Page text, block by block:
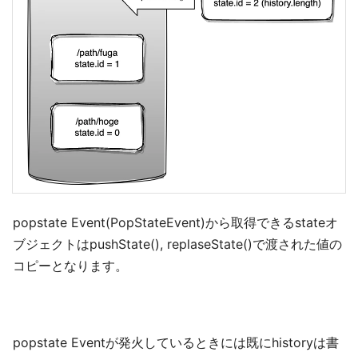
popstate Event(PopStateEvent)から取得できるstateオ
ブジェクトはpushState(), replaseState()で渡された値の
コピーとなります。
popstate Eventが発火しているときには既にhistoryは書